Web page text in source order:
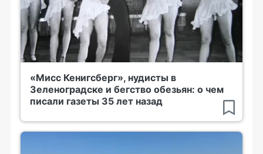
«Мисс Кенигсберг», нудисты в
Зеленоградске и бегство обезьян: о чем
писали газеты 35 лет назад